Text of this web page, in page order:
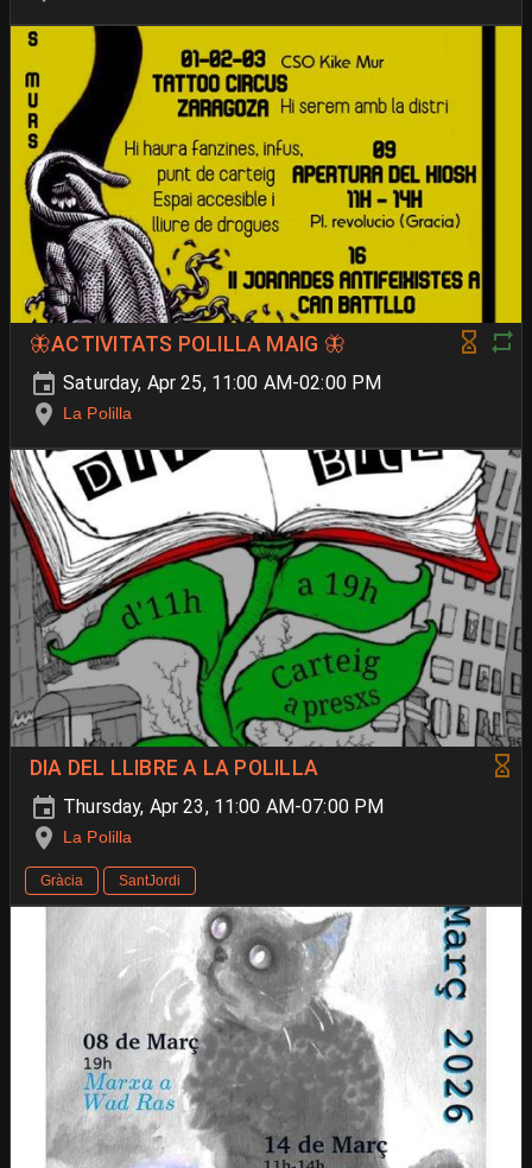
🦋ACTIVITATS POLILLA MAIG 🦋
Saturday, Apr 25, 11:00 AM-02:00 PM
La Polilla
DIA DEL LLIBRE A LA POLILLA
Thursday, Apr 23, 11:00 AM-07:00 PM
La Polilla
Gràcia SantJordi